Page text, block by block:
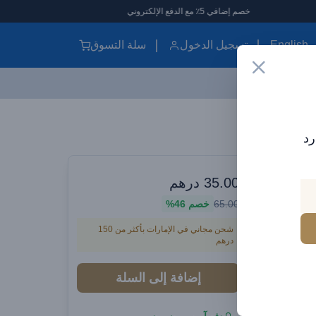
English تسجيل الدخول سلة التسوق
35.00 درهم
65.00 خصم 46%
شحن مجاني في الإمارات بأكثر من 150
درهم
إضافة إلى السلة